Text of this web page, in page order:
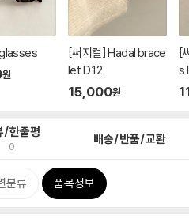
원
[써지컬] Hadal brace
let D 12
15,000원
[
s
/한줄평
0 배송/반품/교환
분류 품목정보